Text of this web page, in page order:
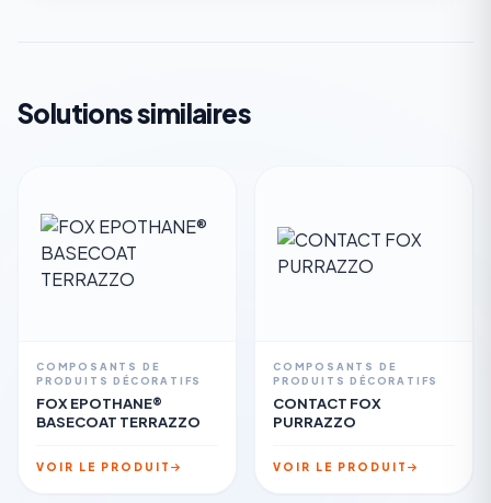
Solutions similaires
COMPOSANTS DE
PRODUITS DÉCORATIFS
FOX EPOTHANE®
BASECOAT TERRAZZO
VOIR LE PRODUIT
COMPOSANTS DE
PRODUITS DÉCORATIFS
CONTACT FOX
PURRAZZO
VOIR LE PRODUIT